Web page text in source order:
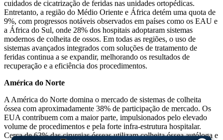
cuidados de cicatrização de feridas nas unidades ortopédicas.
Entretanto, a região do Médio Oriente e África detém uma quota de
9%, com progressos notáveis ​​observados em países como os EAU e
a África do Sul, onde 28% dos hospitais adoptaram sistemas
modernos de colheita de ossos. Em todas as regiões, o uso de
sistemas avançados integrados com soluções de tratamento de
feridas continua a se expandir, melhorando os resultados de
recuperação e a eficiência dos procedimentos.
América do Norte
A América do Norte domina o mercado de sistemas de colheita
óssea com aproximadamente 38% de participação de mercado. Os
EUA contribuem com a maior parte, impulsionados pelo elevado
volume de procedimentos e pela forte infra-estrutura hospitalar.
Cerca de 63% das cirurgias ósseas utilizam colheita óssea autóloga e